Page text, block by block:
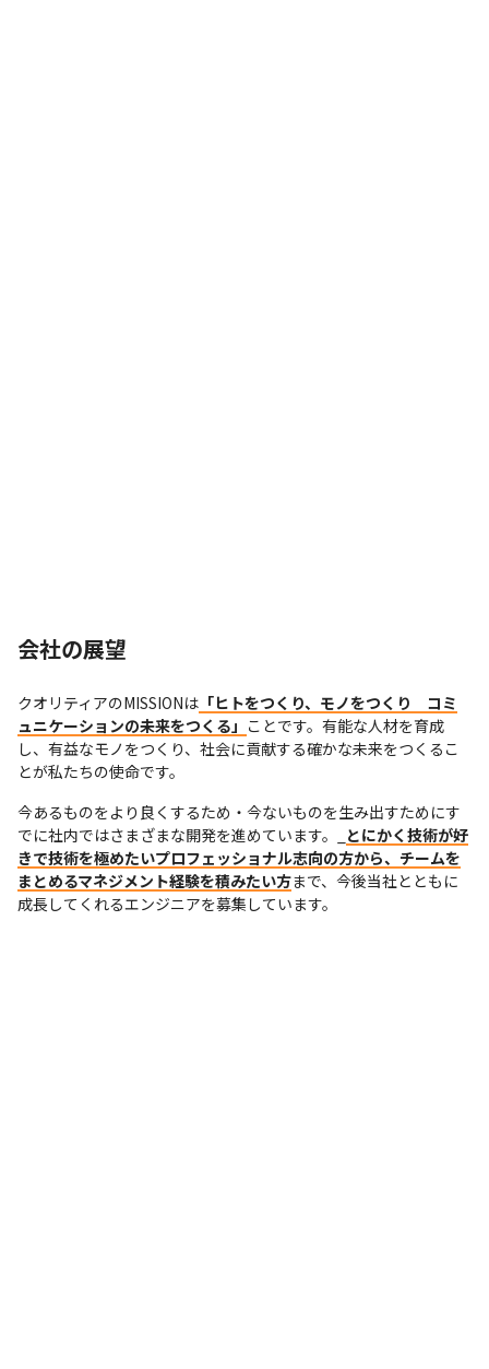
会社の展望
クオリティアのMISSIONは 「ヒトをつくり、モノをつくり　コミ
ュニケーションの未来をつくる」 ことです。有能な人材を育成
し、有益なモノをつくり、社会に貢献する確かな未来をつくるこ
とが私たちの使命です。
今あるものをより良くするため・今ないものを生み出すためにす
でに社内ではさまざまな開発を進めています。_ とにかく技術が好
きで技術を極めたいプロフェッショナル志向の方から、チームを
まとめるマネジメント経験を積みたい方まで、今後当社とともに
成長してくれるエンジニアを募集しています。